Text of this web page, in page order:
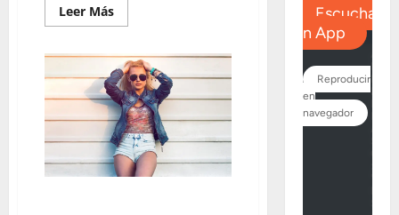
Leer MásLeer
más
Sustainable
Fashion:
Welcome
Revolution